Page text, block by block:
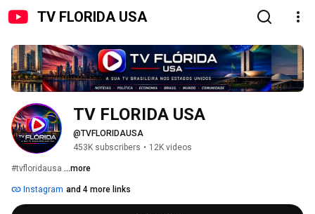
TV FLORIDA USA
TV FLORIDA USA
@TVFLORIDAUSA
453K subscribers • 12K videos
#tvfloridausa ...more
Instagram and 4 more links